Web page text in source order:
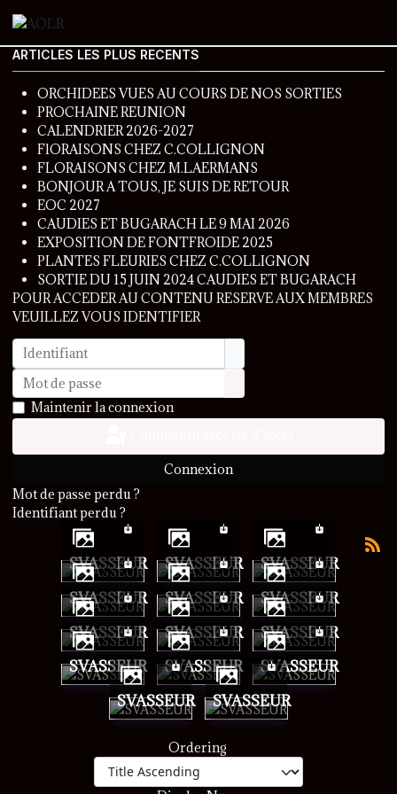
ARTICLES LES PLUS RECENTS
ORCHIDEES VUES AU COURS DE NOS SORTIES
PROCHAINE REUNION
CALENDRIER 2026-2027
FlORAISONS CHEZ C.COLLIGNON
FLORAISONS CHEZ M.LAERMANS
BONJOUR A TOUS, JE SUIS DE RETOUR
EOC 2027
CAUDIES ET BUGARACH LE 9 MAI 2026
EXPOSITION DE FONTFROIDE 2025
PLANTES FLEURIES CHEZ C.COLLIGNON
SORTIE DU 15 JUIN 2024 CAUDIES ET BUGARACH
POUR ACCEDER AU CONTENU RESERVE AUX MEMBRES
VEUILLEZ VOUS IDENTIFIER
Identifiant
Mot de passe
Afficher le mot de passe
Maintenir la connexion
Connexion
Mot de passe perdu ?
Identifiant perdu ?
SVASSEUR SVASSEUR
SVASSEUR
SVASSEUR
SVASSEUR
SVASSEUR
SVASSEUR
SVASSEUR
SVASSEUR
SVASSEUR
SVASSEUR
SVASSEUR
SVASSEUR
SVASSEUR
Ordering